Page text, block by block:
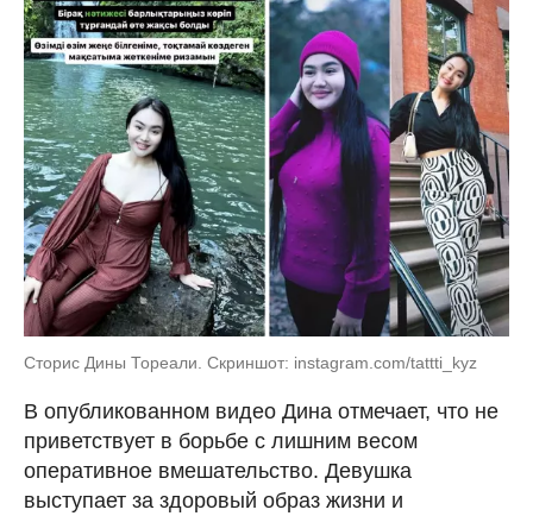
Сторис Дины Тореали. Скриншот: instagram.com/tattti_kyz
В опубликованном видео Дина отмечает, что не
приветствует в борьбе с лишним весом
оперативное вмешательство. Девушка
выступает за здоровый образ жизни и